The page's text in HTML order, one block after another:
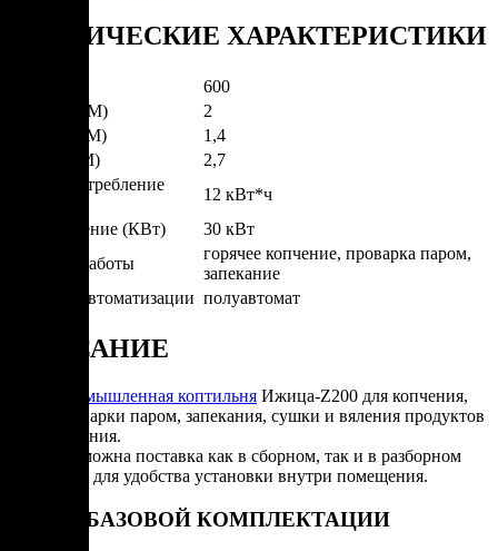
ТЕХНИЧЕСКИЕ ХАРАКТЕРИСТИКИ
600
Ширина (М)
2
Глубина (М)
1,4
Высота (М)
2,7
Энергопотребление
12 кВт*ч
Подключение (КВт)
30 кВт
Режимы работы
горячее копчение, проварка паром,
запекание
Степень автоматизации полуавтомат
ОПИСАНИЕ
Промышленная коптильня Ижица-Z200 для копчения,
проварки паром, запекания, сушки и вяления продуктов
питания.
Возможна поставка как в сборном, так и в разборном
виде для удобства установки внутри помещения.
УЖЕ В БАЗОВОЙ КОМПЛЕКТАЦИИ